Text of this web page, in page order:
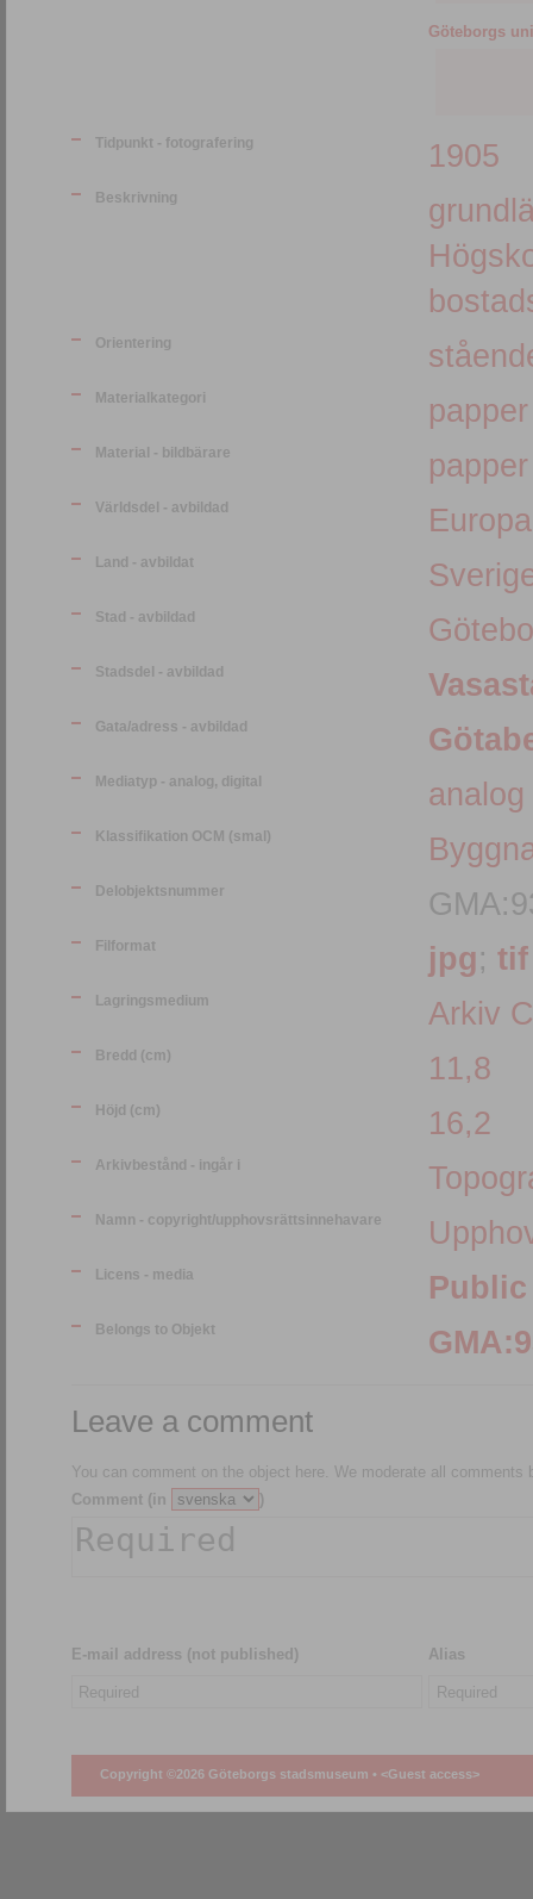
Göteborgs
Tidpunkt - fotografering 1905
Beskrivning
Orientering
Materialkategori papper
Material - bildbärare papper
Världsdel - avbildad Europa
Land - avbildat
Stad - avbildad
Stadsdel - avbildad
Gata/adress - avbildad
Mediatyp - analog, digital analog
Klassifikation OCM (smal)
Delobjektsnummer
Filformat jpg; tif
Lagringsmedium Arkiv
Bredd (cm) 11,8
Höjd (cm) 16,2
Arkivbestånd - ingår i
Namn - copyright/upphovsrättsinnehavare
Licens - media
Belongs to Objekt
Leave a comment
You can comment on the object here. We moderate all comments
Comment (in
)
E-mail address (not published) Alias
Copyright ©2026 Göteborgs stadsmuseum • <Guest access>